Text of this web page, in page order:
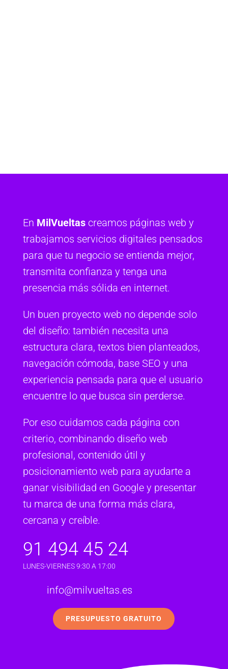
En MilVueltascreamos páginas web y
trabajamos servicios digitales pensados
para que tu negocio se entienda mejor,
transmita confianza y tenga una
presencia más sólida en internet.
Un buen proyecto web no depende solo
del diseño: también necesita una
estructura clara, textos bien planteados,
navegación cómoda, base SEO y una
experiencia pensada para que el usuario
encuentre lo que busca sin perderse.
Por eso cuidamos cada página con
criterio, combinando diseño web
profesional, contenido útil y
posicionamiento web para ayudarte a
ganar visibilidad en Google y presentar
tu marca de una forma más clara,
cercana y creíble.
91 494 45 24
LUNES-VIERNES 9:30 A 17:00
info@milvueltas.es
PRESUPUESTO GRATUITO